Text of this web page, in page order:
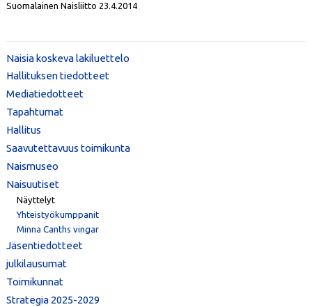
Suomalainen Naisliitto 23.4.2014
Naisia koskeva lakiluettelo
Hallituksen tiedotteet
Mediatiedotteet
Tapahtumat
Hallitus
Saavutettavuus toimikunta
Naismuseo
Naisuutiset
Näyttelyt
Yhteistyökumppanit
Minna Canths vingar
Jäsentiedotteet
julkilausumat
Toimikunnat
Strategia 2025-2029